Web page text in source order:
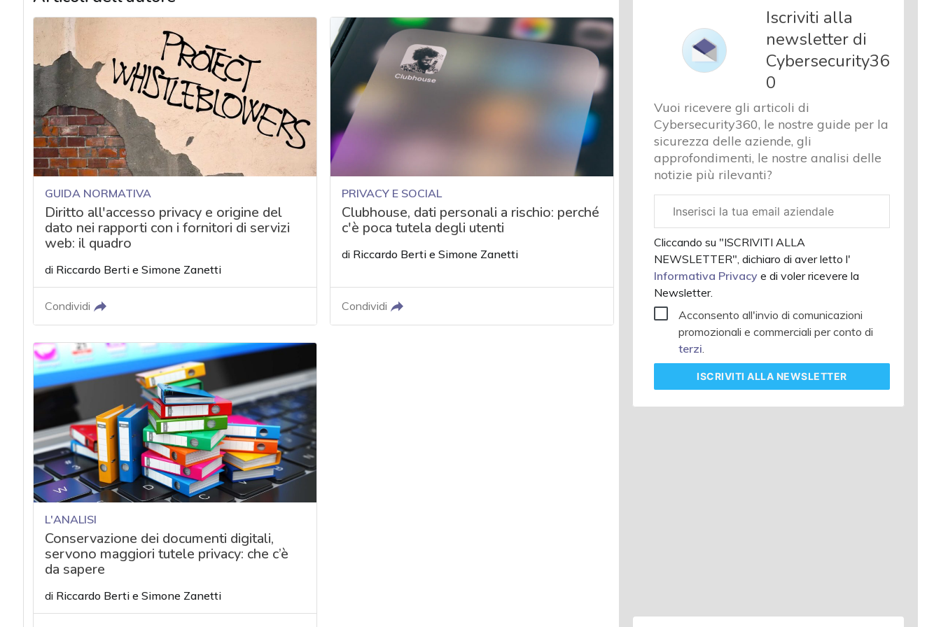
Cyber
sicurezza
e privacy
Corsi
Chi
siamo
GUIDA NORMATIVA
Diritto all'accesso privacy e origine del
dato nei rapporti con i fornitori di servizi
web: il quadro
di Riccardo Bertie Simone Zanetti
Condividi
PRIVACY E SOCIAL
Clubhouse, dati personali a rischio: perché
c'è poca tutela degli utenti
di Riccardo Berti eSimone Zanetti
Condividi
L'ANALISI
Conservazione dei documenti digitali,
servono maggiori tutele privacy: che c’è
da sapere
di Riccardo Bertie Simone Zanetti
Iscriviti alla
newsletter di
Cybersecurity36
0
Vuoi ricevere gli articoli di
Cybersecurity360, le nostre guide per la
sicurezza delle aziende, gli
approfondimenti, le nostre analisi delle
notizie più rilevanti?
aziendale
Cliccando su "ISCRIVITI ALLA
NEWSLETTER", dichiaro di aver letto l'
Informativa Privacye di voler ricevere la
Newsletter.
Acconsento all'invio di comunicazioni
promozionali e commerciali per conto di
terzi.
ISCRIVITIALLA NEWSLETTER